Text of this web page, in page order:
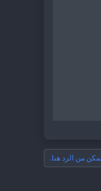
من الرد هنا.